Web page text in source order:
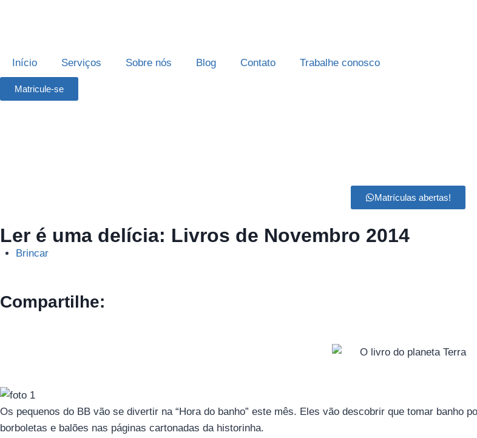
Início Serviços Sobre nós Blog Contato Trabalhe conosco
Matricule-se
Matrículas abertas!
Ler é uma delícia: Livros de Novembro 2014
Brincar
Compartilhe:
Os pequenos do BB vão se divertir na “Hora do banho” este mês. Eles vão descobrir que tomar banho
borboletas e balões nas páginas cartonadas da historinha.